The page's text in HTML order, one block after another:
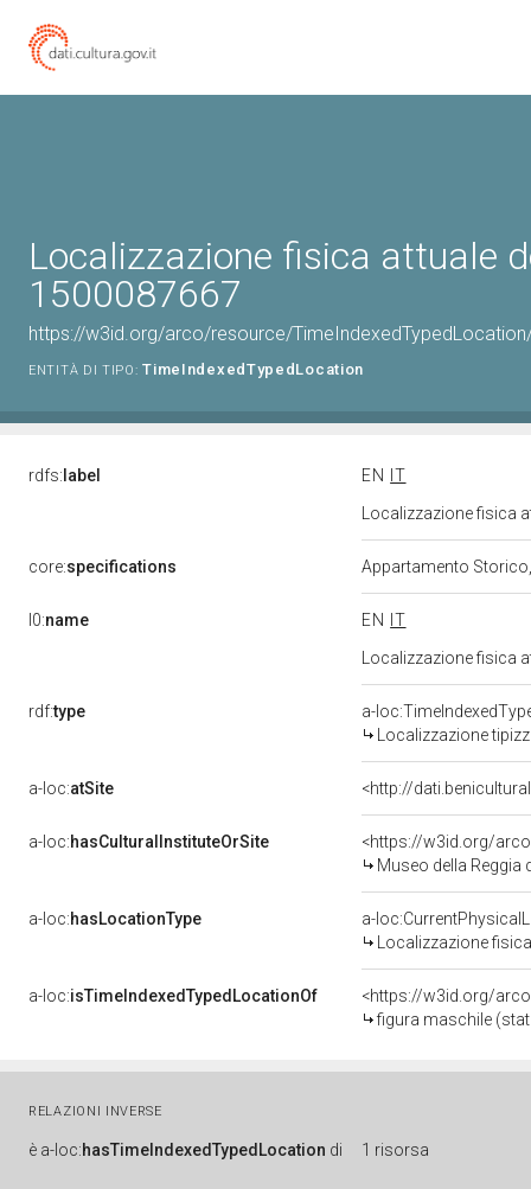
Localizzazione fisica attuale
1500087667
https://w3id.org/arco/resource/
ENTITÀ DI TIPO: TimeIndexedTypedLocation
rdfs: label EN
IT
Localizzazione fisica
core:specifications Appartamento
l0:name EN
IT
Localizzazione fisica
rdf:type
a-
Localizzazione
a-loc:atSite <http://
a-loc:hasCulturalInstituteOrSite
<https://w3id.org/
Museo della Reggia
a-loc:hasLocationType
a-
Localizzazione
a-loc:isTimeIndexedTypedLocationOf
<https://w3id.org/
figura maschile
RELAZIONI INVERSE
è a-loc:hasTimeIndexedTypedLocation di 1 risorsa